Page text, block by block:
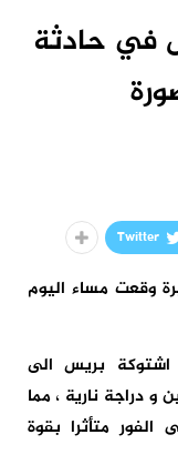
في حادثة
Twitter
وقعت مساء اليوم
بريس الى
دراجة نارية ، مما
الفور متأثرا بقوة